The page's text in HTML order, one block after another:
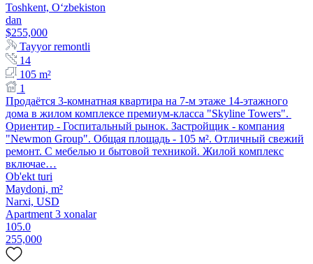
Toshkent, Oʻzbekiston
dan
$255,000
Tayyor remontli
14
105 m²
1
Продаётся 3-комнатная квартира на 7-м этаже 14-этажного
дома в жилом комплексе премиум-класса "Skyline Towers".
Ориентир - Госпитальный рынок. Застройщик - компания
"Newmon Group". Общая площадь - 105 м². Отличный свежий
ремонт. С мебелью и бытовой техникой. Жилой комплекс
включае…
Ob'ekt turi
Maydoni, m²
Narxi, USD
Apartment 3 xonalar
105.0
255,000